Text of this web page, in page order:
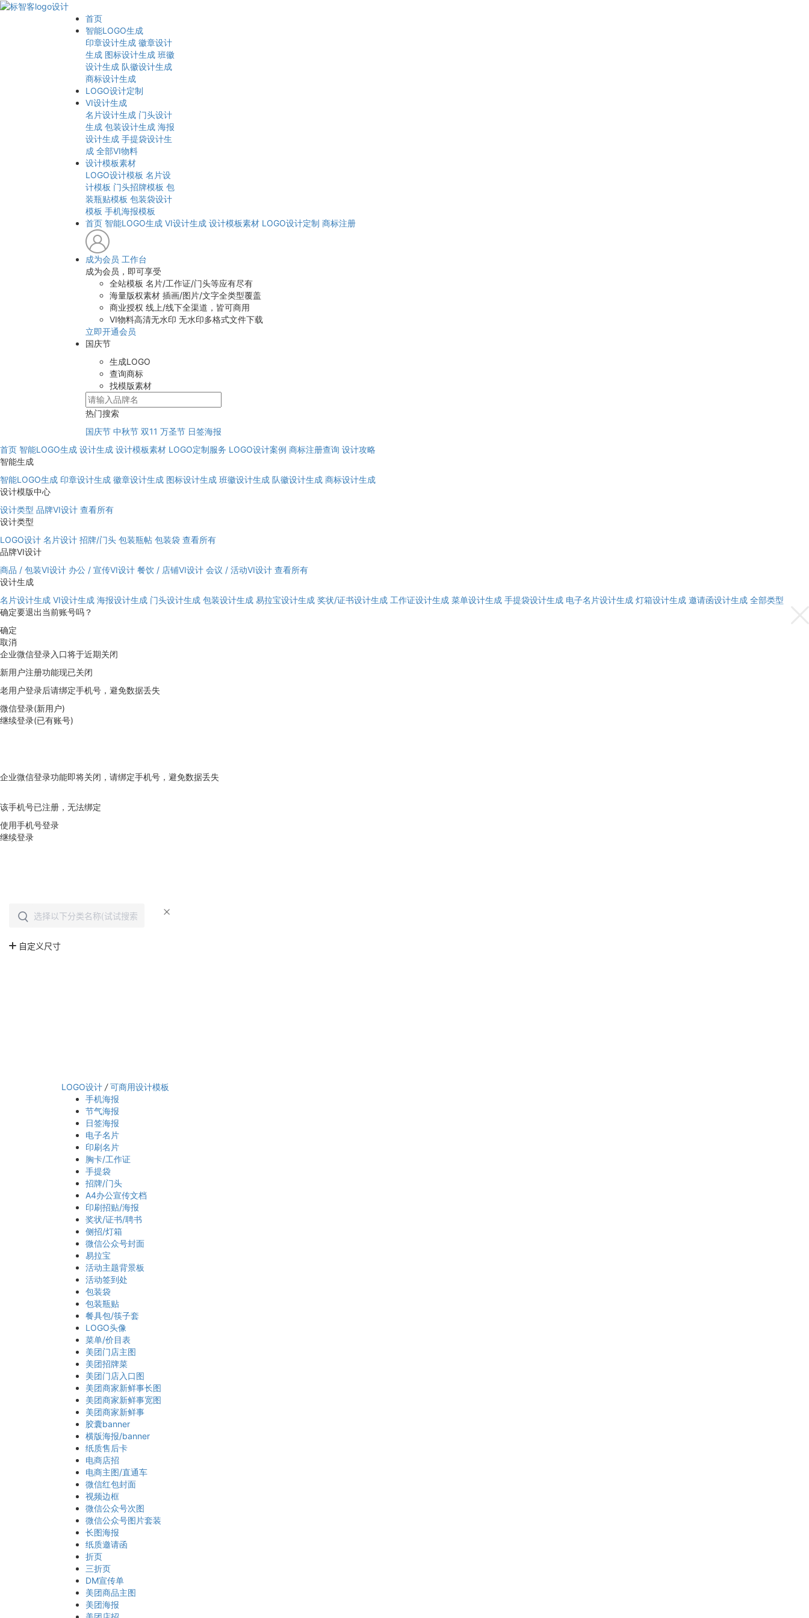
首页
智能LOGO生成
印章设计生成 徽章设计
生成 图标设计生成 班徽
设计生成 队徽设计生成
商标设计生成
LOGO设计定制
VI设计生成
名片设计生成 门头设计
生成 包装设计生成 海报
设计生成 手提袋设计生
成 全部VI物料
设计模板素材
LOGO设计模板 名片设
计模板 门头招牌模板 包
装瓶贴模板 包装袋设计
模板 手机海报模板
首页 智能LOGO生成 VI设计生成 设计模板素材 LOGO设计定制 商标注册
成为会员 工作台
成为会员，即可享受
全站模板 名片/工作证/门头等应有尽有
海量版权素材 插画/图片/文字全类型覆盖
商业授权 线上/线下全渠道，皆可商用
VI物料高清无水印 无水印多格式文件下载
立即开通会员
国庆节
生成LOGO
查询商标
找模版素材
热门搜索
国庆节 中秋节 双11 万圣节 日签海报
首页 智能LOGO生成 设计生成 设计模板素材 LOGO定制服务 LOGO设计案例 商标注册查询 设计攻略
智能生成
智能LOGO生成 印章设计生成 徽章设计生成 图标设计生成 班徽设计生成 队徽设计生成 商标设计生成
设计模版中心
设计类型 品牌VI设计 查看所有
设计类型
LOGO设计 名片设计 招牌/门头 包装瓶帖 包装袋 查看所有
品牌VI设计
商品 / 包装VI设计 办公 / 宣传VI设计 餐饮 / 店铺VI设计 会议 / 活动VI设计 查看所有
设计生成
名片设计生成 VI设计生成 海报设计生成 门头设计生成 包装设计生成 易拉宝设计生成 奖状/证书设计生成 工作证设计生成 菜单设计生成 手提袋设计生成 电子名片设计生成 灯箱设计生成 邀请函设计生成 全部类型
确定要退出当前账号吗？
确定
取消
企业微信登录入口将于近期关闭
新用户注册功能现已关闭
老用户登录后请绑定手机号，避免数据丢失
微信登录(新用户)
继续登录(已有账号)
企业微信登录功能即将关闭，请绑定手机号，避免数据丢失
该手机号已注册，无法绑定
使用手机号登录
继续登录
LOGO设计 / 可商用设计模板
手机海报
节气海报
日签海报
电子名片
印刷名片
胸卡/工作证
手提袋
招牌/门头
A4办公宣传文档
印刷招贴/海报
奖状/证书/聘书
侧招/灯箱
微信公众号封面
易拉宝
活动主题背景板
活动签到处
包装袋
包装瓶贴
餐具包/筷子套
LOGO头像
菜单/价目表
美团门店主图
美团招牌菜
美团门店入口图
美团商家新鲜事长图
美团商家新鲜事宽图
美团商家新鲜事
胶囊banner
横版海报/banner
纸质售后卡
电商店招
电商主图/直通车
微信红包封面
视频边框
微信公众号次图
微信公众号图片套装
长图海报
纸质邀请函
折页
三折页
DM宣传单
美团商品主图
美团海报